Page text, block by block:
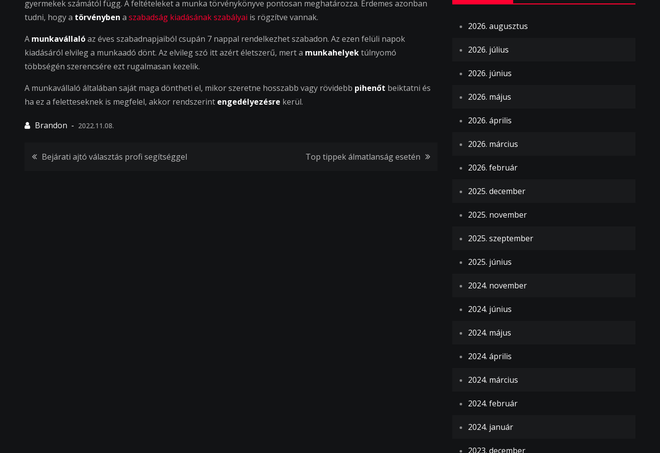
gyermekek számától függ. A feltételeket a munka törvénykönyve pontosan meghatározza. Érdemes azonban
tudni, hogy a törvényben a szabadság kiadásának szabályai is rögzítve vannak.
A munkavállalóaz éves szabadnapjaiból csupán 7 nappal rendelkezhet szabadon. Az ezen felüli napok
kiadásáról elvileg a munkaadó dönt. Az elvileg szó itt azért életszerű, mert a munkahelyektúlnyomó
többségén szerencsére ezt rugalmasan kezelik.
A munkavállaló általában saját maga döntheti el, mikor szeretne hosszabb vagy rövidebb pihenőt beiktatni és
ha ez a feletteseknek is megfelel, akkor rendszerint engedélyezésre kerül.
2022.11.08.
Bejegyzés
Bejárati ajtó választás profi segítséggel Top tippek álmatlanság esetén
2026. augusztus
2026. július
2026. június
2026. május
2026. április
2026. március
2026. február
2025. december
2025. november
2025. szeptember
2025. június
2024. november
2024. június
2024. május
2024. április
2024. március
2024. február
2024. január
2023. december